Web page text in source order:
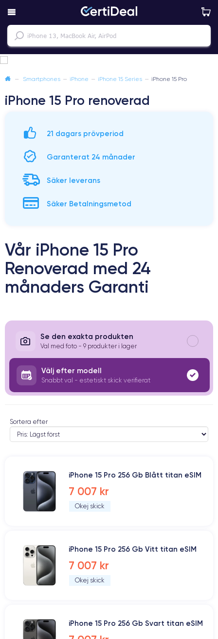
— Smartphones — iPhone — iPhone 15 Series — iPhone 15 Pro
iPhone 15 Pro renoverad
21 dagars prövperiod
Garanterat 24 månader
Säker leverans
Säker Betalningsmetod
Vår iPhone 15 Pro
Renoverad med 24
månaders Garanti
Se den exakta produkten
Val med foto - 9 produkter i lager
Välj efter modell
Snabbt val - estetiskt skick verifierat
Sortera efter
iPhone 15 Pro 256 Gb Blått titan eSIM
7 007 kr
Okej skick
iPhone 15 Pro 256 Gb Vitt titan eSIM
7 007 kr
Okej skick
iPhone 15 Pro 256 Gb Svart titan eSIM